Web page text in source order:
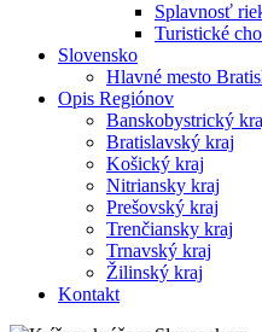
Splavnosť
Turistické
Slovensko
Hlavné mesto
Opis Regiónov
Banskobystrický
Bratislavský kraj
Košický kraj
Nitriansky kraj
Prešovský kraj
Trenčiansky kraj
Trnavský kraj
Žilinský kraj
Kontakt